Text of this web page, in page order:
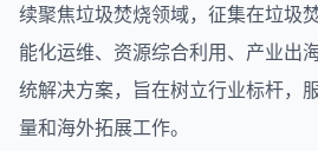
续聚焦垃圾焚烧领域，征集在垃圾
能化运维、资源综合利用、产业出
统解决方案，旨在树立行业标杆，
量和海外拓展工作。